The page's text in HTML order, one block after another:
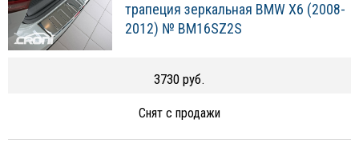
трапеция зеркальная BMW X6 (2008-
2012) № BM16SZ2S
3730 руб.
Снят с продажи